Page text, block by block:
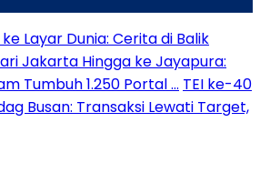
Layar Dunia: Cerita di Balik
Jakarta Hingga ke Jayapura:
Tumbuh 1.250 Portal … TEI ke-40
Busan: Transaksi Lewati Target,